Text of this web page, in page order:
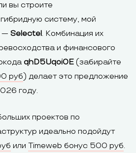
вы строите
систему, мой
— Selectel. Комбинация их
и финансового
qhD5Uqoi0E (забирайте
руб ) делает это предложение
году.
проектов по
идеально подойдут
или Timeweb бонус 500 руб.